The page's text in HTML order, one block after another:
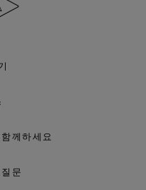
께하세요
문